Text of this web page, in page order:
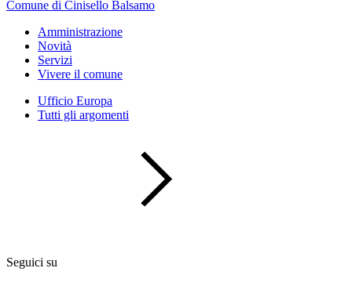
Comune di Cinisello Balsamo
Amministrazione
Novità
Servizi
Vivere il comune
Ufficio Europa
Tutti gli argomenti
Seguici su